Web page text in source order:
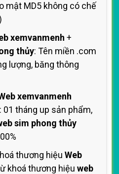
mật MD5 không có chế
xemvanmenh +
thủy: Tên miền .com
lượng, băng thông
xemvanmenh
01 tháng up sản phẩm,
sim phong thủy
thương hiệu Web
khoá thương hiệu web